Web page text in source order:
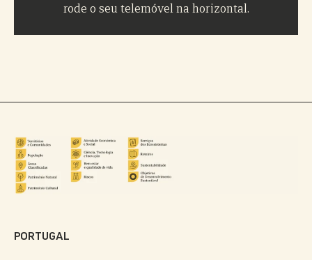
rode o seu telemóvel na horizontal.
Categorias de dados: legenda
PORTUGAL